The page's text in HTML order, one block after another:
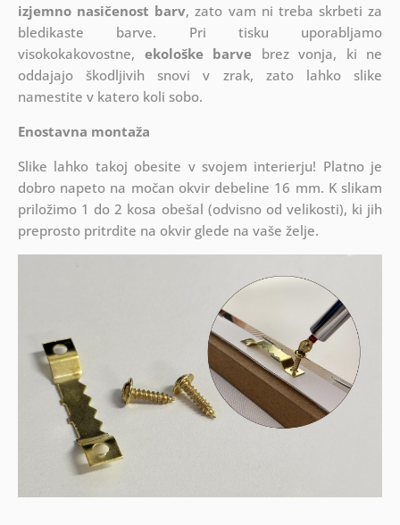
izjemno nasičenost barv, zato vam ni treba skrbeti za
bledikaste barve. Pri tisku uporabljamo
visokokakovostne, ekološke barve brez vonja, ki ne
oddajajo škodljivih snovi v zrak, zato lahko slike
namestite v katero koli sobo.
Enostavna montaža
Slike lahko takoj obesite v svojem interierju! Platno je
dobro napeto na močan okvir debeline 16 mm. K slikam
priložimo 1 do 2 kosa obešal (odvisno od velikosti), ki jih
preprosto pritrdite na okvir glede na vaše želje.